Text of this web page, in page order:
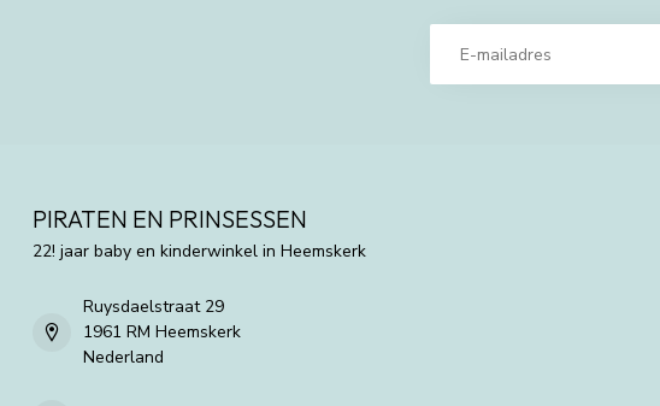
PIRATEN EN PRINSESSEN
22! jaar baby en kinderwinkel in Heemskerk
Ruysdaelstraat 29
1961 RM Heemskerk
Nederland